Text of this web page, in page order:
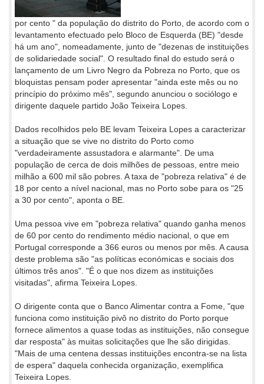
por cento " da população do distrito do Porto, de acordo com o
levantamento efectuado pelo Bloco de Esquerda (BE) "desde
há um ano", nomeadamente, junto de "dezenas de instituições
de solidariedade social". O resultado final do estudo será o
lançamento de um Livro Negro da Pobreza no Porto, que os
bloquistas pensam poder apresentar "ainda este mês ou no
princípio do próximo mês", segundo anunciou o sociólogo e
dirigente daquele partido João Teixeira Lopes.
Dados recolhidos pelo BE levam Teixeira Lopes a caracterizar
a situação que se vive no distrito do Porto como
"verdadeiramente assustadora e alarmante". De uma
população de cerca de dois milhões de pessoas, entre meio
milhão a 600 mil são pobres. A taxa de "pobreza relativa" é de
18 por cento a nível nacional, mas no Porto sobe para os "25
a 30 por cento", aponta o BE.
Uma pessoa vive em "pobreza relativa" quando ganha menos
de 60 por cento do rendimento médio nacional, o que em
Portugal corresponde a 366 euros ou menos por mês. A causa
deste problema são "as políticas económicas e sociais dos
últimos três anos". "É o que nos dizem as instituições
visitadas", afirma Teixeira Lopes.
O dirigente conta que o Banco Alimentar contra a Fome, "que
funciona como instituição pivô no distrito do Porto porque
fornece alimentos a quase todas as instituições, não consegue
dar resposta" às muitas solicitações que lhe são dirigidas.
"Mais de uma centena dessas instituições encontra-se na lista
de espera" daquela conhecida organização, exemplifica
Teixeira Lopes.